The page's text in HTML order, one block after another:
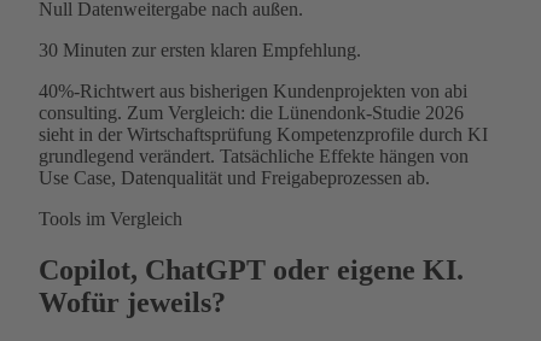
Null Datenweitergabe nach außen.
30 Minuten zur ersten klaren Empfehlung.
40%-Richtwert aus bisherigen Kundenprojekten von abi
consulting. Zum Vergleich: die Lünendonk-Studie 2026
sieht in der Wirtschaftsprüfung Kompetenzprofile durch KI
grundlegend verändert. Tatsächliche Effekte hängen von
Use Case, Datenqualität und Freigabeprozessen ab.
Tools im Vergleich
Copilot, ChatGPT oder eigene KI.
Wofür jeweils?